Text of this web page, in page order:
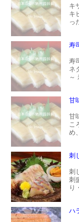
キ
キ
っ
寿
寿
ネ
～
甘
甘
こ
め
刺
刺
刺
り
ハ